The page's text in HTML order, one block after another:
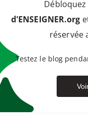
d'ENSEIGNER.org
réservée
Testez le blog